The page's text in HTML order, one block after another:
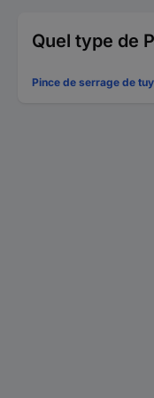
Quel type de
Pince de serrage de